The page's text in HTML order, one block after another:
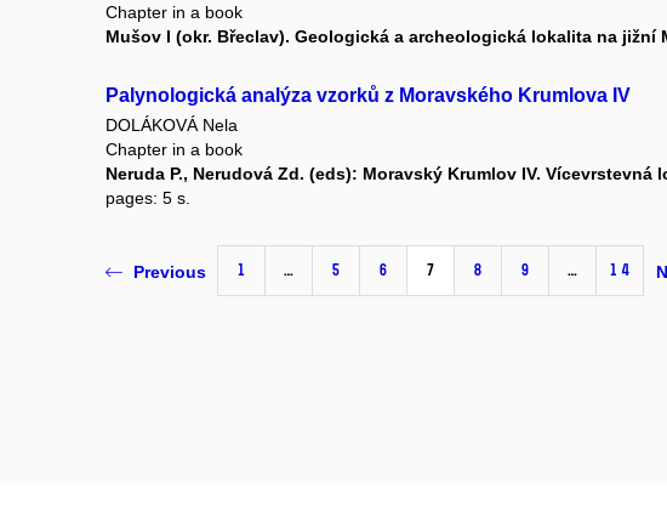
Chapter in a book
Mušov I (okr. Břeclav). Geologická a archeologická lokalita na jižní
Palynologická analýza vzorků z Moravského Krumlova IV
DOLÁKOVÁ Nela
Chapter in a book
Neruda P., Nerudová Zd. (eds): Moravský Krumlov IV.
pages: 5 s.
Previous 1 … 5 6 7 8 9 … 14